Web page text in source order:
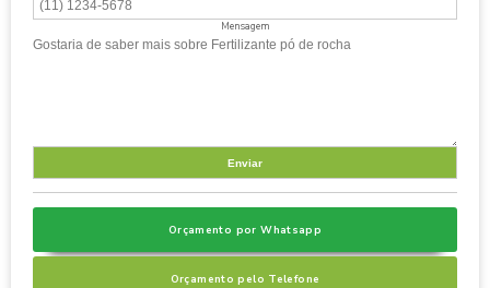
Mensagem
Orçamento por Whatsapp
Orçamento pelo Telefone